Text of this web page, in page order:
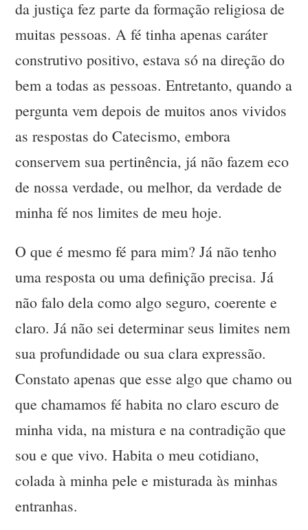
da justiça fez parte da formação religiosa de
muitas pessoas. A fé tinha apenas caráter
construtivo positivo, estava só na direção do
bem a todas as pessoas. Entretanto, quando a
pergunta vem depois de muitos anos vividos
as respostas do Catecismo, embora
conservem sua pertinência, já não fazem eco
de nossa verdade, ou melhor, da verdade de
minha fé nos limites de meu hoje.
O que é mesmo fé para mim? Já não tenho
uma resposta ou uma definição precisa. Já
não falo dela como algo seguro, coerente e
claro. Já não sei determinar seus limites nem
sua profundidade ou sua clara expressão.
Constato apenas que esse algo que chamo ou
que chamamos fé habita no claro escuro de
minha vida, na mistura e na contradição que
sou e que vivo. Habita o meu cotidiano,
colada à minha pele e misturada às minhas
entranhas.